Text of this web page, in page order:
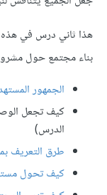
هذا ثاني درس في هذه
بناء مجتمع حول
الجمهور
كيف تجعل
الدرس)
طرق التعريف
كيف تحول